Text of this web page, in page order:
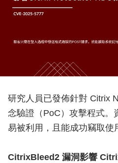
研究人員已發佈針對 Citrix
念驗證（PoC）攻擊程式。
易被利用，且能成功竊取使
CitrixBleed2 漏洞影響